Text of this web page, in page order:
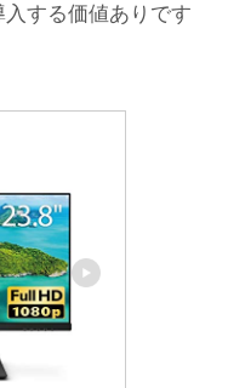
入する価値ありです